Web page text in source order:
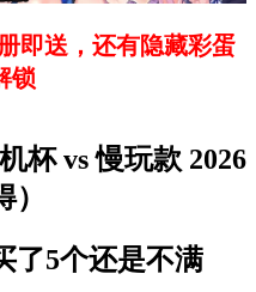
即送，还有隐藏彩蛋
锁
杯 vs 慢玩款 2026
了5个还是不满